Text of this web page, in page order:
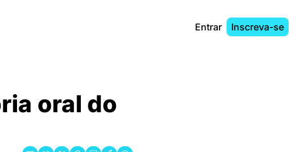
Entrar Inscreva-se
oral do